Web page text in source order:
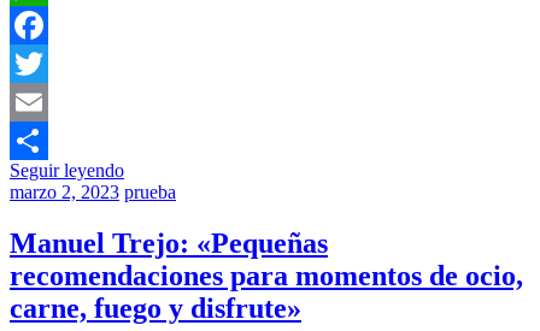
WhatsApp
Facebook
Twitter
Email
Compartir
Seguir leyendo
marzo 2, 2023 prueba
Manuel Trejo: «Pequeñas
recomendaciones para momentos de ocio,
carne, fuego y disfrute»